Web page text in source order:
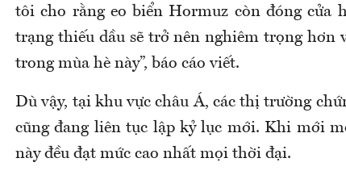
tôi cho rằng eo biển Hormuz còn đóng cửa
trạng thiếu dầu sẽ trở nên nghiêm trọng hơn
trong mùa hè này”, báo cáoviết.
Dù vậy, tại khu vực châu Á, các thị trường
cũng đang liên tục lập kỷ lục mới. Khi mới
này đều đạt mức cao nhất mọi thời đại.